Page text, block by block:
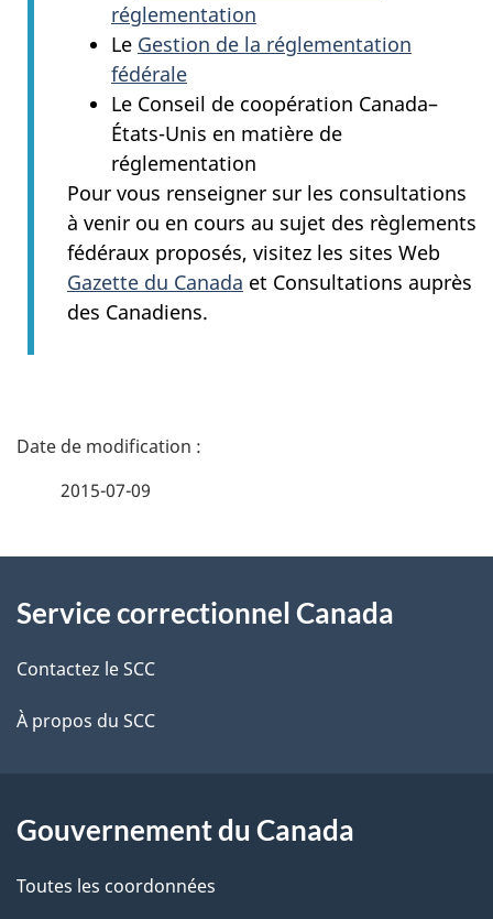
réglementation
Le Gestion de la réglementation
fédérale
Le Conseil de coopération Canada–
États-Unis en matière de
réglementation
Pour vous renseigner sur les consultations
à venir ou en cours au sujet des règlements
fédéraux proposés, visitez les sites Web
Gazette du Canada et Consultations auprès
des Canadiens.
D
i
l
s
e
2015-07-09
propos
de
ce
Service correctionnel Canada
Contactez le SCC
À propos du SCC
Gouvernement du Canada
Toutes les coordonnées